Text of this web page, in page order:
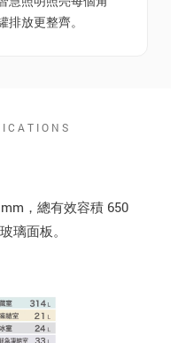
放更整齊。
，總有效容積 650
璃面板。